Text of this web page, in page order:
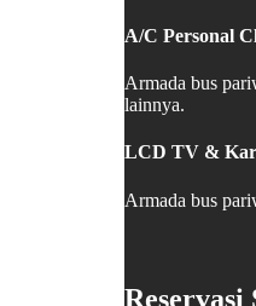
A/C Personal
Armada bus
lainnya.
LCD TV &
Armada bus
Reservasi